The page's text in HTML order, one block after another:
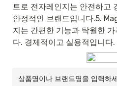
트로 전자레인지는 안전하고
안정적인 브랜드입니다.5.
지는 간편한 기능과 탁월한
다. 경제적이고 실용적입니다.